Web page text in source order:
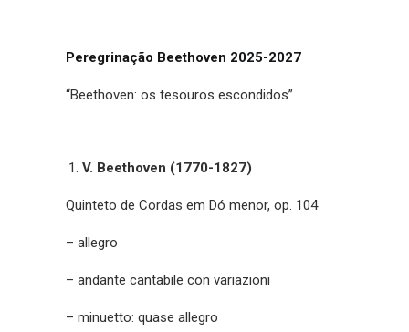
Peregrinação Beethoven 2025-2027
“Beethoven: os tesouros escondidos”
V. Beethoven (1770-1827)
Quinteto de Cordas em Dó menor, op. 104
– allegro
– andante cantabile con variazioni
– minuetto: quase allegro